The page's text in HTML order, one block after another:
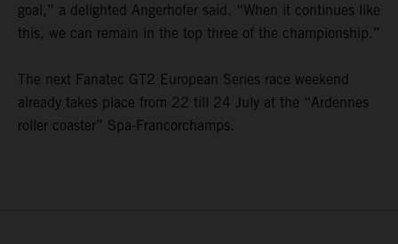
goal,” a delighted Angerhofer said. “When it continues like
this, we can remain in the top three of the championship.”
The next Fanatec GT2 European Series race weekend
already takes place from 22 till 24 July at the “Ardennes
roller coaster” Spa-Francorchamps.